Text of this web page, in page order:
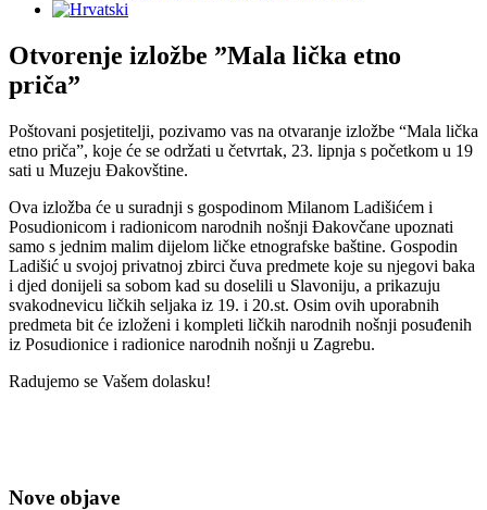
Otvorenje izložbe ”Mala lička etno
priča”
Poštovani posjetitelji, pozivamo vas na otvaranje izložbe “Mala lička
etno priča”, koje će se održati u četvrtak, 23. lipnja s početkom u 19
sati u Muzeju Đakovštine.
Ova izložba će u suradnji s gospodinom Milanom Ladišićem i
Posudionicom i radionicom narodnih nošnji Đakovčane upoznati
samo s jednim malim dijelom ličke etnografske baštine. Gospodin
Ladišić u svojoj privatnoj zbirci čuva predmete koje su njegovi baka
i djed donijeli sa sobom kad su doselili u Slavoniju, a prikazuju
svakodnevicu ličkih seljaka iz 19. i 20.st. Osim ovih uporabnih
predmeta bit će izloženi i kompleti ličkih narodnih nošnji posuđenih
iz Posudionice i radionice narodnih nošnji u Zagrebu.
Radujemo se Vašem dolasku!
Nove objave